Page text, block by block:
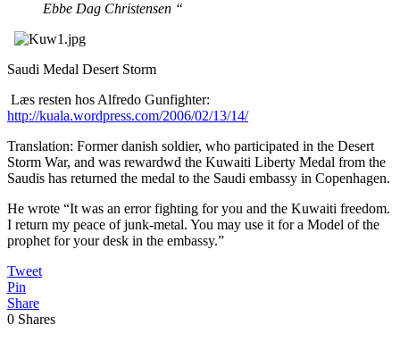
Ebbe Dag Christensen “
Saudi Medal Desert Storm
Læs resten hos Alfredo Gunfighter:
http://kuala.wordpress.com/2006/02/13/14/
Translation: Former danish soldier, who participated in the Desert
Storm War, and was rewardwd the Kuwaiti Liberty Medal from the
Saudis has returned the medal to the Saudi embassy in Copenhagen.
He wrote “It was an error fighting for you and the Kuwaiti freedom.
I return my peace of junk-metal. You may use it for a Model of the
prophet for your desk in the embassy.”
Tweet
Pin
Share
0 Shares